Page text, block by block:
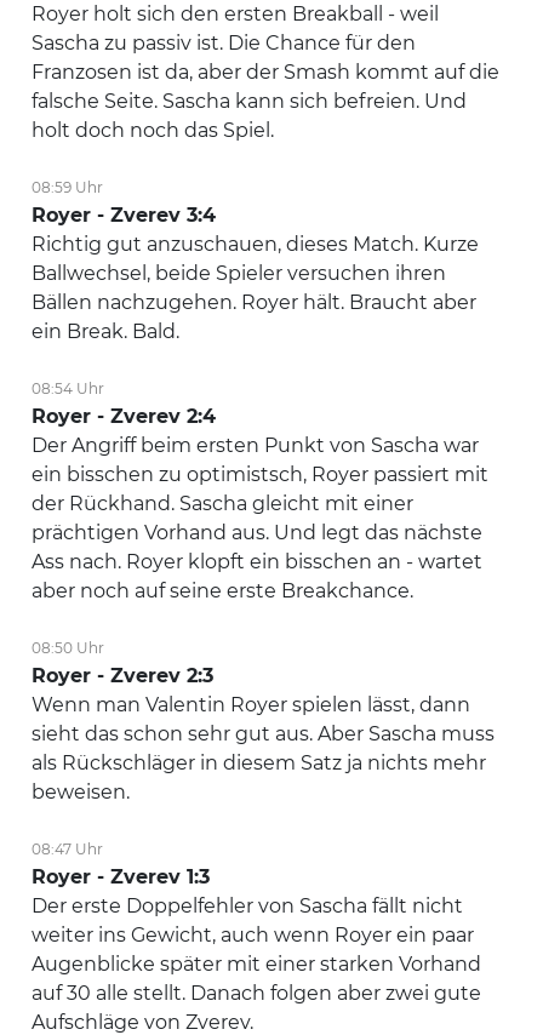
Royer holt sich den ersten Breakball - weil
Sascha zu passiv ist. Die Chance für den
Franzosen ist da, aber der Smash kommt auf die
falsche Seite. Sascha kann sich befreien. Und
holt doch noch das Spiel.
08:59 Uhr
Royer - Zverev 3:4
Richtig gut anzuschauen, dieses Match. Kurze
Ballwechsel, beide Spieler versuchen ihren
Bällen nachzugehen. Royer hält. Braucht aber
ein Break. Bald.
08:54 Uhr
Royer - Zverev 2:4
Der Angriff beim ersten Punkt von Sascha war
ein bisschen zu optimistsch, Royer passiert mit
der Rückhand. Sascha gleicht mit einer
prächtigen Vorhand aus. Und legt das nächste
Ass nach. Royer klopft ein bisschen an - wartet
aber noch auf seine erste Breakchance.
08:50 Uhr
Royer - Zverev 2:3
Wenn man Valentin Royer spielen lässt, dann
sieht das schon sehr gut aus. Aber Sascha muss
als Rückschläger in diesem Satz ja nichts mehr
beweisen.
08:47 Uhr
Royer - Zverev 1:3
Der erste Doppelfehler von Sascha fällt nicht
weiter ins Gewicht, auch wenn Royer ein paar
Augenblicke später mit einer starken Vorhand
auf 30 alle stellt. Danach folgen aber zwei gute
Aufschläge von Zverev.